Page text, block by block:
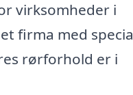
virksomheder i
firma med
rørforhold er i